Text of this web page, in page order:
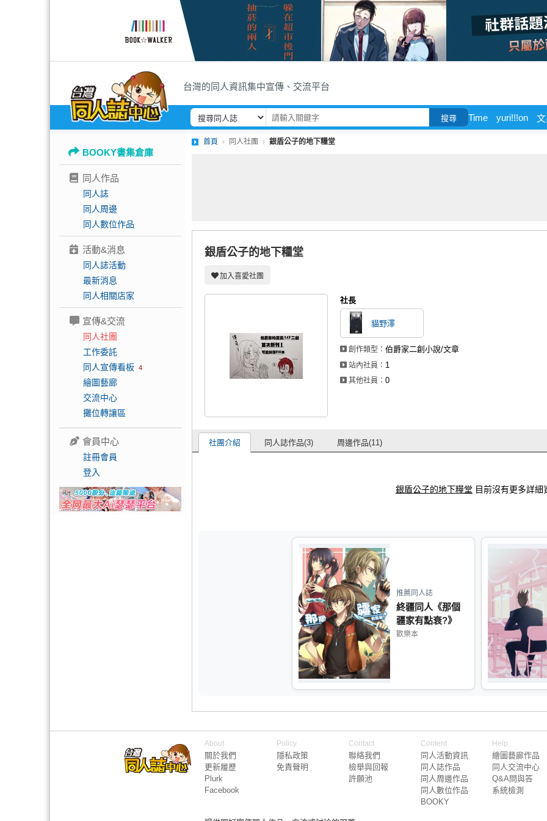
台灣的同人資訊集中宣傳、交流平台
搜尋 Time yuri!!!on
BOOKY書集倉庫
同人作品
同人誌
同人周邊
同人數位作品
活動&消息
同人誌活動
最新消息
同人相關店家
宣傳&交流
同人社團
工作委託
同人宣傳看板 4
繪圖藝廊
交流中心
攤位轉讓區
會員中心
註冊會員
登入
首頁 同人社團 銀盾公子的地下糧堂
銀盾公子的地下糧堂
加入喜愛社團
社長
貓野澤
創作類型： 伯爵家二創小說/文章
站內社員： 1
其他社員： 0
社團介紹 同人誌作品(3) 周邊作品(11)
銀盾公子的地下糧堂 目前沒有更多詳細
推薦同人誌
終疆同人《那個
疆家有點衰?》
歡樂本
About
關於我們
更新履歷
Plurk
Facebook
Policy
隱私政策
免責聲明
Contact
聯絡我們
檢舉與回報
許願池
Content
同人活動資訊
同人誌作品
同人周邊作品
同人數位作品
BOOKY
Help
繪圖藝廊作品
同人交流中心
Q&A問與答
系統檢測